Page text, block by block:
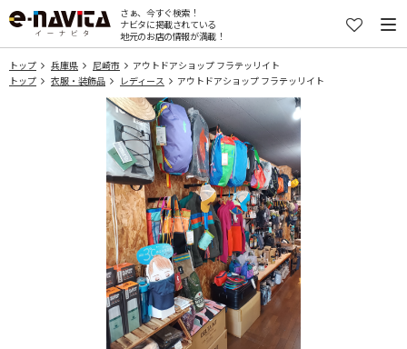
さぁ、今すぐ検索！
ナビタに掲載されている
地元のお店の情報が満載！
トップ 兵庫県 尼崎市
アウトドアショップ フラテッリイト
トップ
衣服・装飾品 レディース アウトドアショップ フラテッリイト